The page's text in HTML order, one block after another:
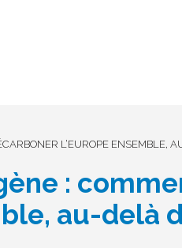
L’EUROPE ENSEMBLE,
:
au-delà